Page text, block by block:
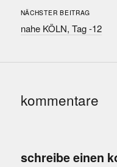
NÄCHSTER BEITRAG
nahe KÖLN, Tag -12
kommentare
schreibe einen